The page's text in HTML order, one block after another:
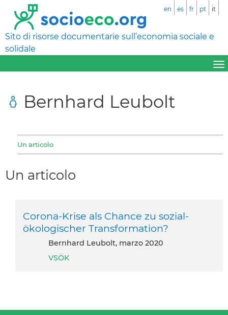
Sito di risorse documentarie sull’economia sociale e
solidale
en es fr pt it
Bernhard Leubolt
Un articolo
Un articolo
Corona-Krise als Chance zu sozial-
ökologischer Transformation?
Bernhard Leubolt, marzo 2020
VSÖK